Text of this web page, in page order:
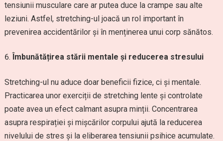
tensiunii musculare care ar putea duce la crampe sau alte
leziuni. Astfel, stretching-ul joacă un rol important în
prevenirea accidentărilor și în menținerea unui corp sănătos.
Îmbunătățirea stării mentale și reducerea stresului
Stretching-ul nu aduce doar beneficii fizice, ci și mentale.
Practicarea unor exerciții de stretching lente și controlate
poate avea un efect calmant asupra minții. Concentrarea
asupra respirației și mișcărilor corpului ajută la reducerea
nivelului de stres și la eliberarea tensiunii psihice acumulate.